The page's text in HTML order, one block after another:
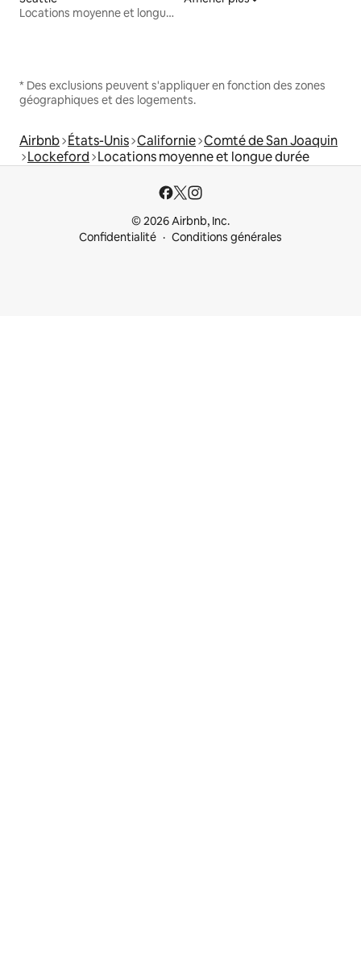
Locations moyenne et longue durée
* Des exclusions peuvent s'appliquer en fonction des zones
géographiques et des logements.
Airbnb États-Unis Californie Comté de San Joaquin
Lockeford Locations moyenne et longue durée
© 2026 Airbnb, Inc.
Confidentialité
Conditions générales